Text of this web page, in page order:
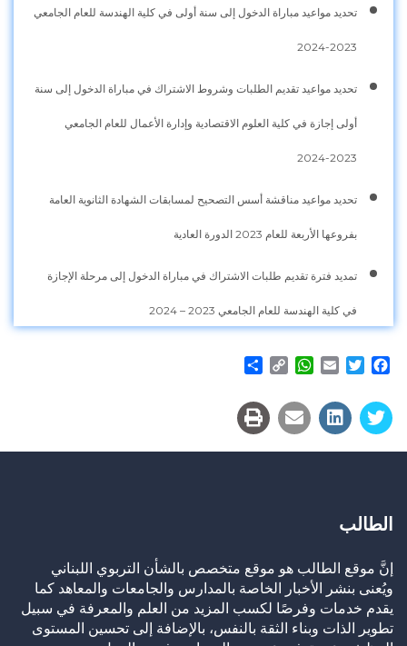
تحديد مواعيد مباراة الدخول إلى سنة أولى في كلية الهندسة للعام الجامعي
2023-2024
تحديد مواعيد تقديم الطلبات وشروط الاشتراك في مباراة الدخول إلى سنة
أولى إجازة في كلية العلوم الاقتصادية وإدارة الأعمال للعام الجامعي
2023-2024
تحديد مواعيد مناقشة أسس التصحيح لمسابقات الشهادة الثانوية العامة
بفروعها الأربعة للعام 2023 الدورة العادية
تمديد فترة تقديم طلبات الاشتراك في مباراة الدخول إلى مرحلة الإجازة
في كلية الهندسة للعام الجامعي 2023 – 2024
Facebook
Twitter
Email
WhatsApp
Copy
الطالب
إنَّ موقع الطالب هو موقع متخصص بالشأن التربوي اللبناني
ويُعنى بنشر الأخبار الخاصة بالمدارس والجامعات والمعاهد كما
يقدم خدمات وفرصًا لكسب المزيد من العلم والمعرفة في سبيل
تطوير الذات وبناء الثقة بالنفس، بالإضافة إلى تحسين المستوى